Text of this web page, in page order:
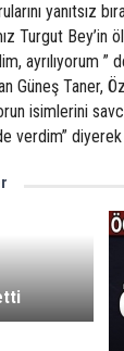
yanıtsız
Turgut Bey’in
ayrılıyorum ”
Güneş Taner,
isimlerini
verdim” diyerek